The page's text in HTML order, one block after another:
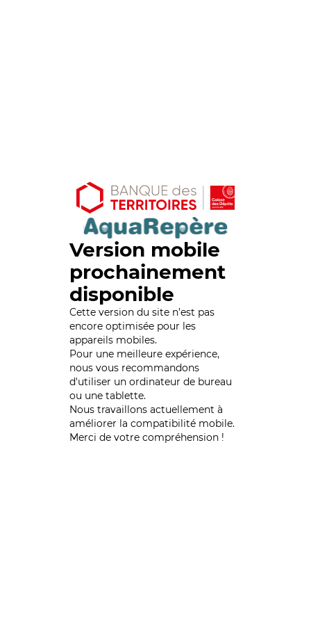
Version mobile
prochainement
disponible
Cette version du site n’est pas
encore optimisée pour les
appareils mobiles.
Pour une meilleure expérience,
nous vous recommandons
d'utiliser un ordinateur de bureau
ou une tablette.
Nous travaillons actuellement à
améliorer la compatibilité mobile.
Merci de votre compréhension !